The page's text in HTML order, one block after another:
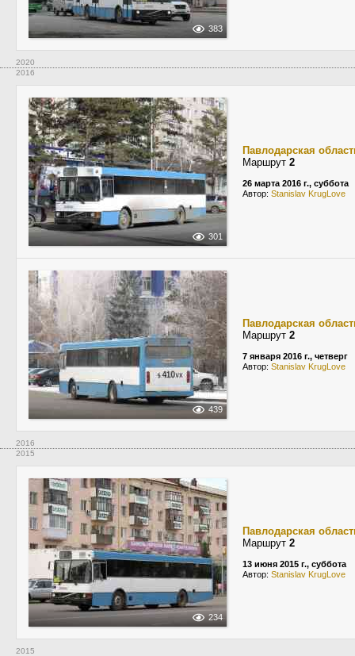
383
2020
2016
301
Павлодарская
Маршрут 2
26 марта 2016 г., суббота
Автор: Stanislav KrugLove
439
Павлодарская
Маршрут 2
7 января 2016 г., четверг
Автор: Stanislav KrugLove
2016
2015
234
Павлодарская
Маршрут 2
13 июня 2015 г., суббота
Автор: Stanislav KrugLove
2015